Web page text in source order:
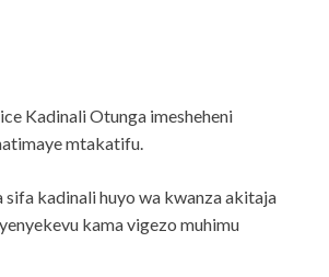
Kadinali Otunga imesheheni
mtakatifu.
kadinali huyo wa kwanza akitaja
kama vigezo muhimu